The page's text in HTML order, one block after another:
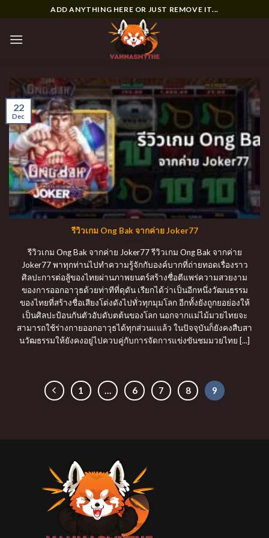
to
content
ADD ANYTHING HERE OR JUST REMOVE IT...
รีวิวเกม Ong Bak จากค่าย Joker77
รีวิวเกม Ong Bak จากค่าย Joker77 รีวิวเกม Ong Bak จากค่าย
Joker77 พาทุกท่านไปทำความรู้จักกับองค์บากที่ถ่ายทอดเรื่องราว
ศิลปะการต่อสู้ของไทยผ่านภาพยนตร์สร้างชื่อตีแพร่ความสวยงาม
ของการออกอาวุธด้วยท่าทีที่ดุดัน เรียกได้ว่าเป็นอีกหนึ่งวัฒนธรรม
ของไทยที่สร้างชื่อเสียงโด่งดังไปทั่วทุกมุมโลก อีกทั้งยังถูกยอย่องให้
เป็นศิลปะป้อนกันตัวอับดับตต้นของโลก นอกจากแม่ไม้มวยไทยจะ
สามารถใช้ร่างกายออกอาวุธได้ทุกส่วนแแล้ว ในปัจจุบันก็ยังคงสืบสา
นวัฒธรรมให้ยังคงอยู่ไปควบคู่กับการจัดการแข่งขันชมมวยไทย [...]
22
Dec
1 … 6 7 8 9